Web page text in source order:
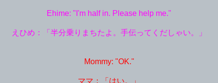
Ehime: "I'm half in. Please help me."
えひめ：「半分乗りまちたよ。手伝ってくだしゃい。」
Mommy: "OK."
ママ：「はい。」